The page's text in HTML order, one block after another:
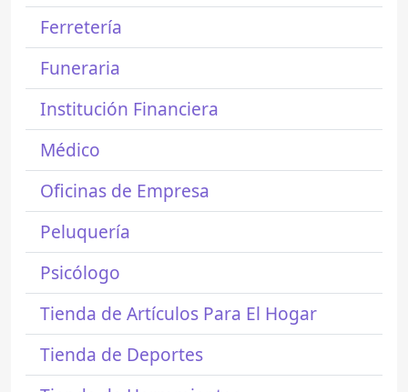
Ferretería
Funeraria
Institución Financiera
Médico
Oficinas de Empresa
Peluquería
Psicólogo
Tienda de Artículos Para El Hogar
Tienda de Deportes